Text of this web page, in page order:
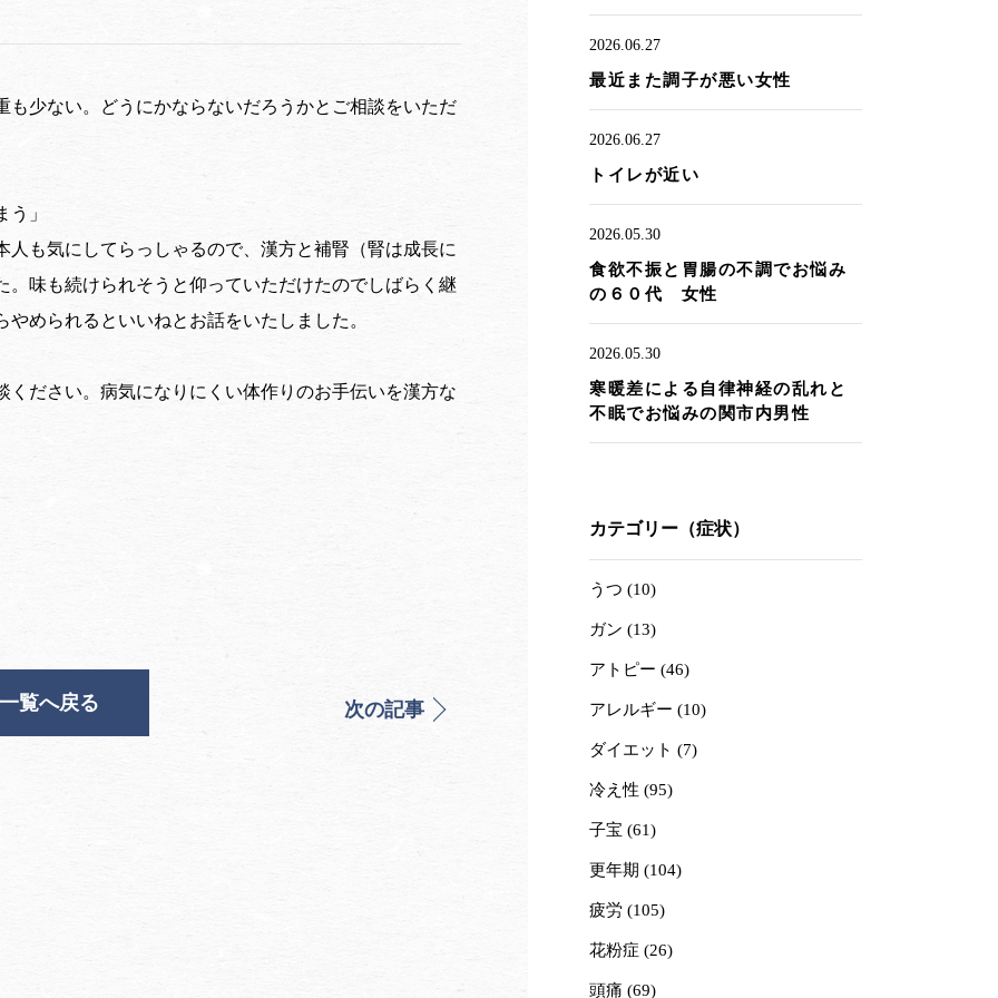
少ない。どうにかならないだろうかとご相談をいただ
」
も気にしてらっしゃるので、漢方と補腎（腎は成長に
味も続けられそうと仰っていただけたのでしばらく継
められるといいねとお話をいたしました。
ださい。病気になりにくい体作りのお手伝いを漢方な
一覧へ戻る 次の記事
2026.06.27
最近また調子が悪い女性
2026.06.27
トイレが近い
2026.05.30
食欲不振と胃腸の不調でお悩み
の６０代 女性
2026.05.30
寒暖差による自律神経の乱れと
不眠でお悩みの関市内男性
カテゴリー（症状）
うつ (10)
ガン (13)
アトピー (46)
アレルギー (10)
ダイエット (7)
冷え性 (95)
子宝 (61)
更年期 (104)
疲労 (105)
花粉症 (26)
頭痛 (69)